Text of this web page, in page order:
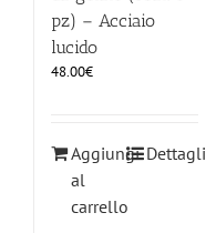
LISTE DI NOZZE
pz) – Acciaio
lucido
48.00€
Aggiungi
al
carrello
Dettagli